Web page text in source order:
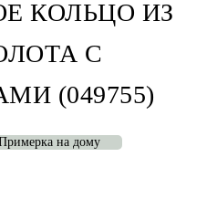
КОЛЬЦО ИЗ
С
(049755)
на дому